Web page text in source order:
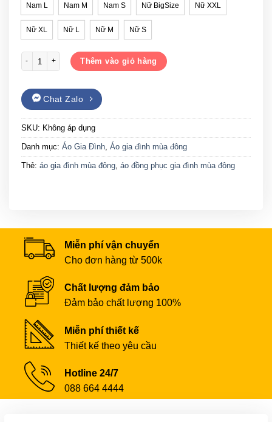
Nam L Nam M Nam S Nữ BigSize Nữ XXL
Nữ XL Nữ L Nữ M Nữ S
Áo sweater gia đình mùa đông in chữ LA số lượng
Thêm vào giỏ hàng
Chat Zalo
SKU: Không áp dụng
Danh mục: Áo Gia Đình, Áo gia đình mùa đông
Thẻ: áo gia đình mùa đông, áo đồng phục gia đình mùa đông
Miễn phí vận chuyển
Cho đơn hàng từ 500k
Chất lượng đảm bảo
Đảm bảo chất lượng 100%
Miễn phí thiết kế
Thiết kế theo yêu cầu
Hotline 24/7
088 664 4444